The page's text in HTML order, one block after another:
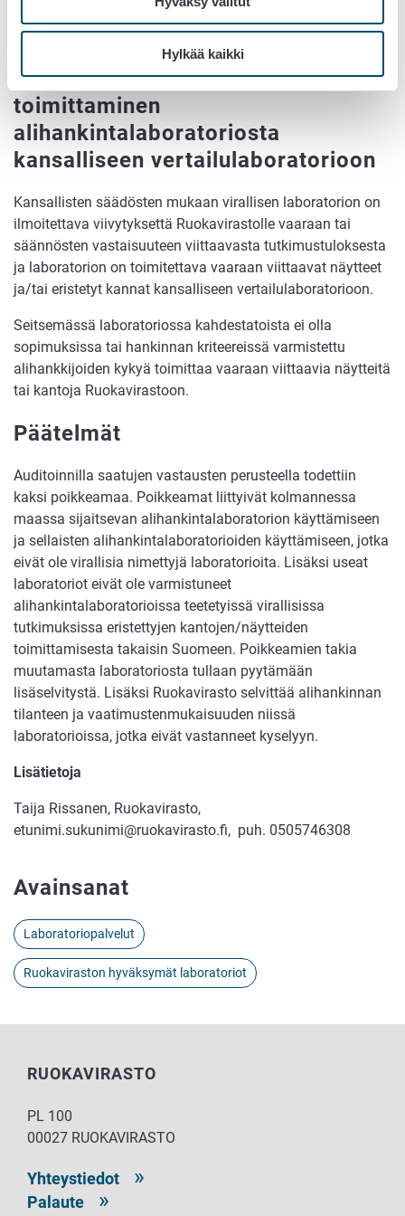
Hylkää kaikki
alihankkijan kyky toimittaa vaaraan viittaavia näytteitä tai
kantoja kansalliseen vertailulaboratorioon (Ruokavirasto).
Vaaraan viittaavien näytteiden
toimittaminen
alihankintalaboratoriosta
kansalliseen vertailulaboratorioon
Kansallisten säädösten mukaan virallisen laboratorion on
ilmoitettava viivytyksettä Ruokavirastolle vaaraan tai
säännösten vastaisuuteen viittaavasta tutkimustuloksesta
ja laboratorion on toimitettava vaaraan viittaavat näytteet
ja/tai eristetyt kannat kansalliseen vertailulaboratorioon.
Seitsemässä laboratoriossa kahdestatoista ei olla
sopimuksissa tai hankinnan kriteereissä varmistettu
alihankkijoiden kykyä toimittaa vaaraan viittaavia näytteitä
tai kantoja Ruokavirastoon.
Päätelmät
Auditoinnilla saatujen vastausten perusteella todettiin
kaksi poikkeamaa. Poikkeamat liittyivät kolmannessa
maassa sijaitsevan alihankintalaboratorion käyttämiseen
ja sellaisten alihankintalaboratorioiden käyttämiseen, jotka
eivät ole virallisia nimettyjä laboratorioita. Lisäksi useat
laboratoriot eivät ole varmistuneet
alihankintalaboratorioissa teetetyissä virallisissa
tutkimuksissa eristettyjen kantojen/näytteiden
toimittamisesta takaisin Suomeen. Poikkeamien takia
muutamasta laboratoriosta tullaan pyytämään
lisäselvitystä. Lisäksi Ruokavirasto selvittää alihankinnan
tilanteen ja vaatimustenmukaisuuden niissä
laboratorioissa, jotka eivät vastanneet kyselyyn.
Lisätietoja
Taija Rissanen, Ruokavirasto,
etunimi.sukunimi@ruokavirasto.fi, puh. 0505746308
Avainsanat
Laboratoriopalvelut
Ruokaviraston hyväksymät laboratoriot
RUOKAVIRASTO
PL 100
00027 RUOKAVIRASTO
Yhteystiedot
Palaute